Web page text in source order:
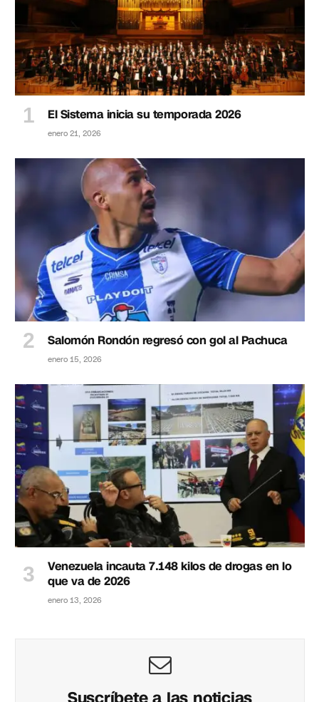
El Sistema inicia su temporada 2026
enero 21, 2026
Salomón Rondón regresó con gol al Pachuca
enero 15, 2026
Venezuela incauta 7.148 kilos de drogas en lo
que va de 2026
enero 13, 2026